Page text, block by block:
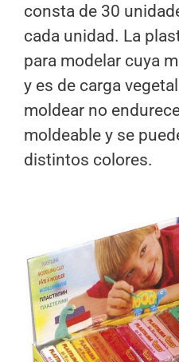
consta de 30
cada unidad. La
para modelar cuya
y es de carga
moldear no
moldeable y se
distintos colores.